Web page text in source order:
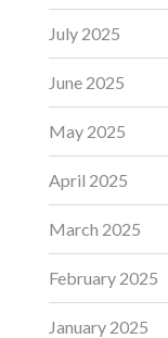
July 2025
June 2025
May 2025
April 2025
March 2025
February 2025
January 2025